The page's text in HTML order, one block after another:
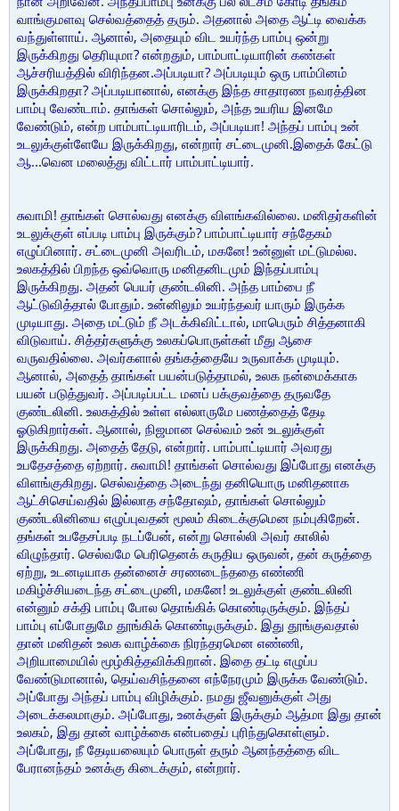
வாங்குமளவு செல்வத்தைத் தரும். அதனால் அதை ஆட்டி வைக்க
வந்துள்ளாய். ஆனால், அதையும் விட உயர்ந்த பாம்பு ஒன்று
இருக்கிறது தெரியுமா? என்றதும், பாம்பாட்டியாரின் கண்கள்
ஆச்சரியத்தில் விரிந்தன.அப்படியா? அப்படியும் ஒரு பாம்பினம்
இருக்கிறதா? அப்படியானால், எனக்கு இந்த சாதாரண நவரத்தின
பாம்பு வேண்டாம். தாங்கள் சொல்லும், அந்த உயரிய இனமே
வேண்டும், என்ற பாம்பாட்டியாரிடம், அப்படியா! அந்தப் பாம்பு உன்
உடலுக்குள்ளேயே இருக்கிறது, என்றார் சட்டைமுனி.இதைக் கேட்டு
ஆ...வென மலைத்து விட்டார் பாம்பாட்டியார்.
சுவாமி! தாங்கள் சொல்வது எனக்கு விளங்கவில்லை. மனிதர்களின்
உடலுக்குள் எப்படி பாம்பு இருக்கும்? பாம்பாட்டியார் சந்தேகம்
எழுப்பினார். சட்டைமுனி அவரிடம், மகனே! உன்னுள் மட்டுமல்ல.
உலகத்தில் பிறந்த ஒவ்வொரு மனிதனிடமும் இந்தப்பாம்பு
இருக்கிறது. அதன் பெயர் குண்டலினி. அந்த பாம்பை நீ
ஆட்டுவித்தால் போதும். உன்னிலும் உயர்ந்தவர் யாரும் இருக்க
முடியாது. அதை மட்டும் நீ அடக்கிவிட்டால், மாபெரும் சித்தனாகி
விடுவாய். சித்தர்களுக்கு உலகப்பொருள்கள் மீது ஆசை
வருவதில்லை. அவர்களால் தங்கத்தையே உருவாக்க முடியும்.
ஆனால், அதைத் தாங்கள் பயன்படுத்தாமல், உலக நன்மைக்காக
பயன் படுத்துவர். அப்படிப்பட்ட மனப் பக்குவத்தை தருவதே
குண்டலினி. உலகத்தில் உள்ள எல்லாருமே பணத்தைத் தேடி
ஓடுகிறார்கள். ஆனால், நிஜமான செல்வம் உன் உடலுக்குள்
இருக்கிறது. அதைத் தேடு, என்றார். பாம்பாட்டியார் அவரது
உபதேசத்தை ஏற்றார். சுவாமி! தாங்கள் சொல்வது இப்போது எனக்கு
விளங்குகிறது. செல்வத்தை அடைந்து தனியொரு மனிதனாக
ஆட்சிசெய்வதில் இல்லாத சந்தோஷம், தாங்கள் சொல்லும்
குண்டலினியை எழுப்புவதன் மூலம் கிடைக்குமென நம்புகிறேன்.
தங்கள் உபதேசப்படி நடப்பேன், என்று சொல்லி அவர் காலில்
விழுந்தார். செல்வமே பெரிதெனக் கருதிய ஒருவன், தன் கருத்தை
ஏற்று, உடனடியாக தன்னைச் சரணடைந்ததை எண்ணி
மகிழ்ச்சியடைந்த சட்டைமுனி, மகனே! உடலுக்குள் குண்டலினி
என்னும் சக்தி பாம்பு போல தொங்கிக் கொண்டிருக்கும். இந்தப்
பாம்பு எப்போதுமே தூங்கிக் கொண்டிருக்கும். இது தூங்குவதால்
தான் மனிதன் உலக வாழ்க்கை நிரந்தரமென எண்ணி,
அறியாமையில் மூழ்கித்தவிக்கிறான். இதை தட்டி எழுப்ப
வேண்டுமானால், தெய்வசிந்தனை எந்நேரமும் இருக்க வேண்டும்.
அப்போது அந்தப் பாம்பு விழிக்கும். நமது ஜீவனுக்குள் அது
அடைக்கலமாகும். அப்போது, உனக்குள் இருக்கும் ஆத்மா இது தான்
உலகம், இது தான் வாழ்க்கை என்பதைப் புரிந்துகொள்ளும்.
அப்போது, நீ தேடியலையும் பொருள் தரும் ஆனந்தத்தை விட
பேரானந்தம் உனக்கு கிடைக்கும், என்றார்.